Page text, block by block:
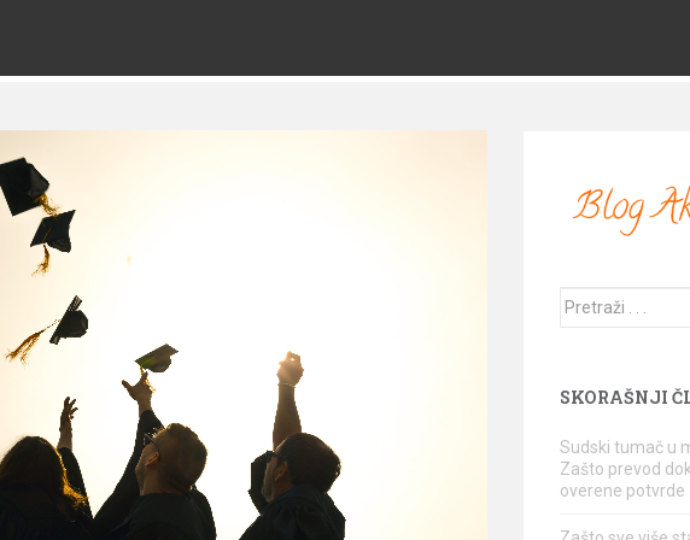
Traži
SKORAŠNJI
Sudski tumač u
Zašto prevod
overene potvrde